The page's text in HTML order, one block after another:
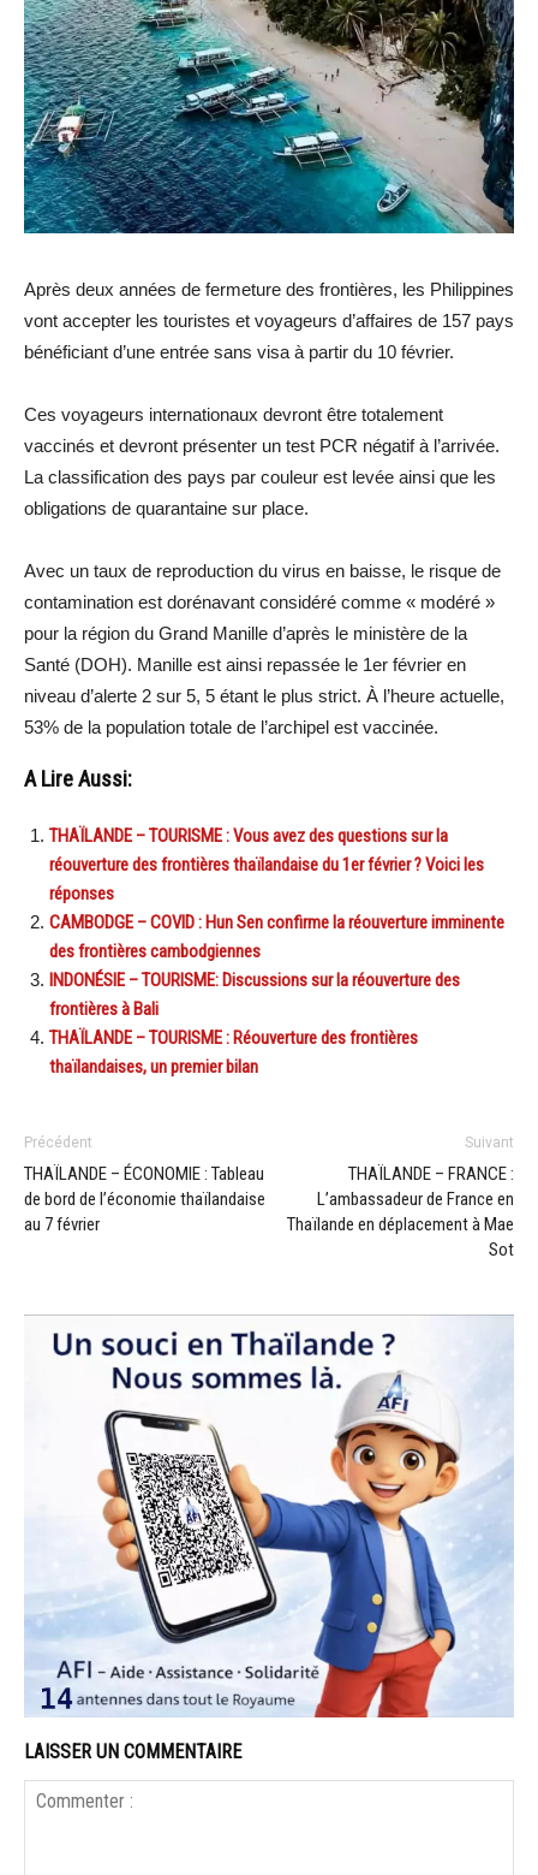
Après deux années de fermeture des frontières, les Philippines
vont accepter les touristes et voyageurs d’affaires de 157 pays
bénéficiant d’une entrée sans visa à partir du 10 février.
Ces voyageurs internationaux devront être totalement
vaccinés et devront présenter un test PCR négatif à l’arrivée.
La classification des pays par couleur est levée ainsi que les
obligations de quarantaine sur place.
Avec un taux de reproduction du virus en baisse, le risque de
contamination est dorénavant considéré comme « modéré »
pour la région du Grand Manille d’après le ministère de la
Santé (DOH). Manille est ainsi repassée le 1er février en
niveau d’alerte 2 sur 5, 5 étant le plus strict. À l’heure actuelle,
53% de la population totale de l’archipel est vaccinée.
A Lire Aussi:
THAÏLANDE – TOURISME : Vous avez des questions sur la
réouverture des frontières thaïlandaise du 1er février ? Voici les
réponses
CAMBODGE – COVID : Hun Sen confirme la réouverture imminente
des frontières cambodgiennes
INDONÉSIE – TOURISME: Discussions sur la réouverture des
frontières à Bali
THAÏLANDE – TOURISME : Réouverture des frontières
thaïlandaises, un premier bilan
Précédent
THAÏLANDE – ÉCONOMIE : Tableau
de bord de l’économie thaïlandaise
au 7 février
Suivant
THAÏLANDE – FRANCE :
L’ambassadeur de France en
Thaïlande en déplacement à Mae
Sot
LAISSER UN COMMENTAIRE